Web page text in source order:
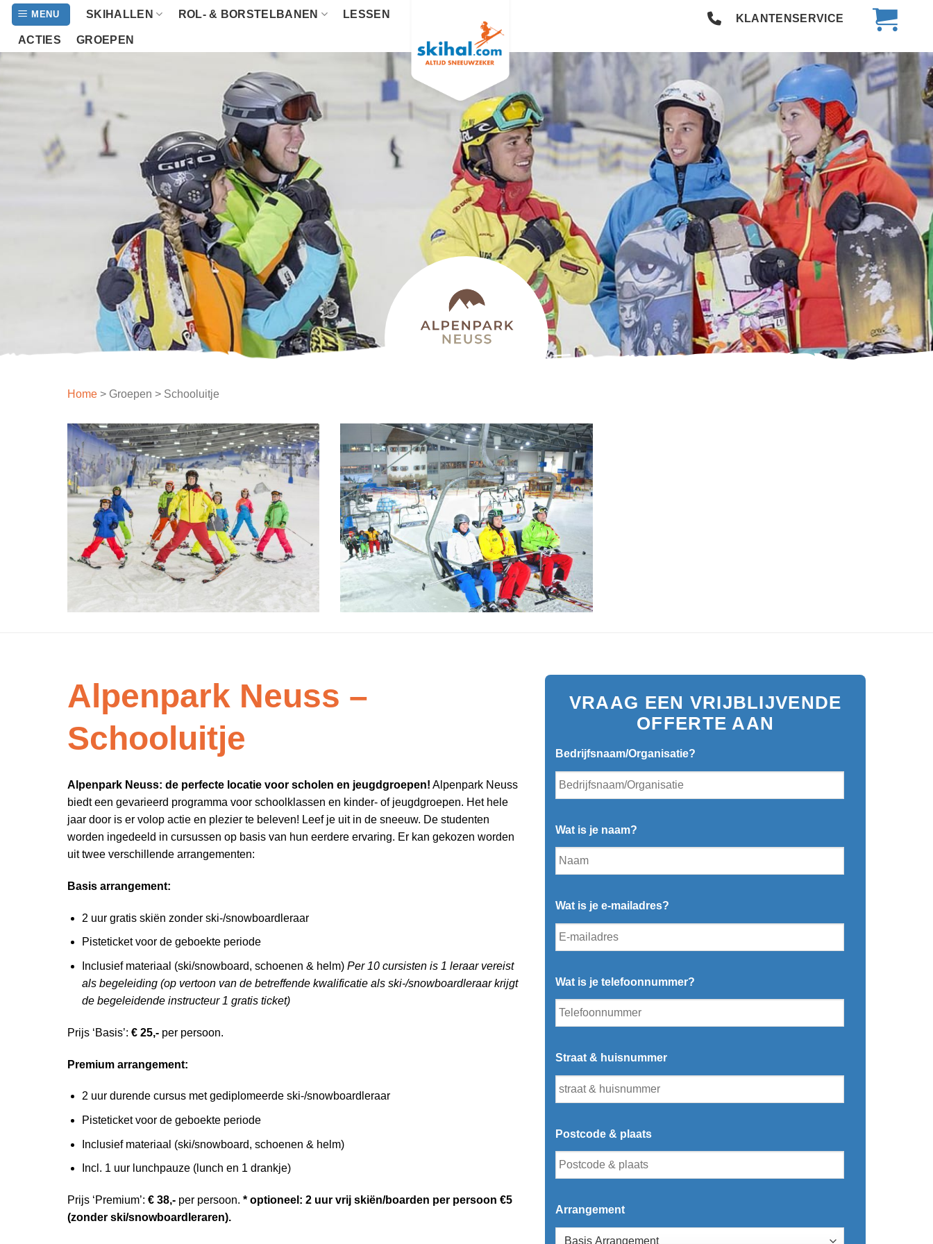
Ga
naar
inhoud
MENU SKIHALLEN ROL- & BORSTELBANEN LESSEN
ACTIES GROEPEN
KLANTENSERVICE
Home > Groepen > Schooluitje
Alpenpark Neuss –
Schooluitje
Alpenpark Neuss: de perfecte locatie voor scholen en jeugdgroepen! Alpenpark Neuss
biedt een gevarieerd programma voor schoolklassen en kinder- of jeugdgroepen. Het hele
jaar door is er volop actie en plezier te beleven! Leef je uit in de sneeuw. De studenten
worden ingedeeld in cursussen op basis van hun eerdere ervaring. Er kan gekozen worden
uit twee verschillende arrangementen:
Basis arrangement:
2 uur gratis skiën zonder ski-/snowboardleraar
Pisteticket voor de geboekte periode
Inclusief materiaal (ski/snowboard, schoenen & helm) Per 10 cursisten is 1 leraar vereist
als begeleiding (op vertoon van de betreffende kwalificatie als ski-/snowboardleraar krijgt
de begeleidende instructeur 1 gratis ticket)
Prijs ‘Basis’: € 25,- per persoon.
Premium arrangement:
2 uur durende cursus met gediplomeerde ski-/snowboardleraar
Pisteticket voor de geboekte periode
Inclusief materiaal (ski/snowboard, schoenen & helm)
Incl. 1 uur lunchpauze (lunch en 1 drankje)
Prijs ‘Premium’: € 38,- per persoon. * optioneel: 2 uur vrij skiën/boarden per persoon €5
(zonder ski/snowboardleraren).
VRAAG EEN VRIJBLIJVENDE
OFFERTE AAN
Bedrijfsnaam/Organisatie?
Wat is je naam?
Wat is je e-mailadres?
Wat is je telefoonnummer?
Straat & huisnummer
Postcode & plaats
Arrangement